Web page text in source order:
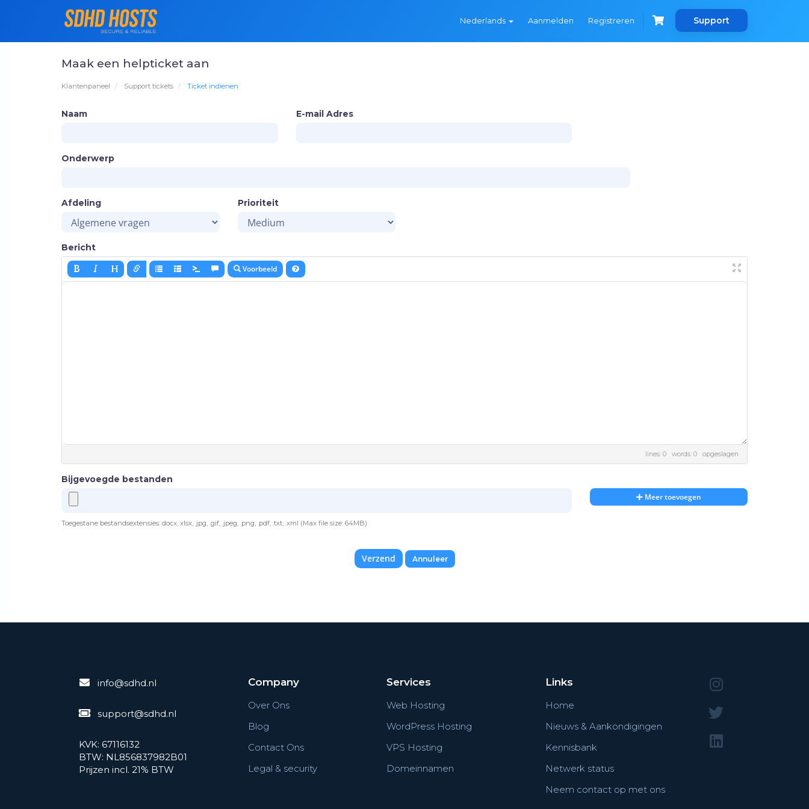
Nederlands Aanmelden Registreren Support
Maak een helpticket aan
Klantenpaneel Support tickets Ticket indienen
Naam E-mail Adres
Onderwerp
Afdeling Prioriteit
Bericht
Voorbeeld
lines: 0 words: 0 opgeslagen
Bijgevoegde bestanden
Meer toevoegen
Toegestane bestandsextensies: docx, xlsx, .jpg, .gif, .jpeg, .png, .pdf, .txt, .xml (Max file size: 64MB)
Annuleer
info@sdhd.nl
support@sdhd.nl
KVK: 67116132
BTW: NL856837982B01
Prijzen incl. 21% BTW
Company
Over Ons
Blog
Contact Ons
Legal & security
Services
Web Hosting
WordPress Hosting
VPS Hosting
Domeinnamen
Links
Home
Nieuws & Aankondigingen
Kennisbank
Netwerk status
Neem contact op met ons